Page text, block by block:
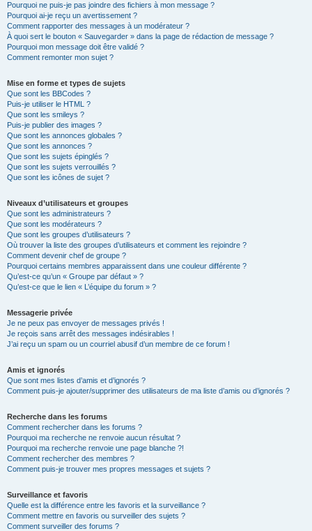
Pourquoi ne puis-je pas joindre des fichiers à mon message ?
Pourquoi ai-je reçu un avertissement ?
Comment rapporter des messages à un modérateur ?
À quoi sert le bouton « Sauvegarder » dans la page de rédaction de message ?
Pourquoi mon message doit être validé ?
Comment remonter mon sujet ?
Mise en forme et types de sujets
Que sont les BBCodes ?
Puis-je utiliser le HTML ?
Que sont les smileys ?
Puis-je publier des images ?
Que sont les annonces globales ?
Que sont les annonces ?
Que sont les sujets épinglés ?
Que sont les sujets verrouillés ?
Que sont les icônes de sujet ?
Niveaux d’utilisateurs et groupes
Que sont les administrateurs ?
Que sont les modérateurs ?
Que sont les groupes d’utilisateurs ?
Où trouver la liste des groupes d’utilisateurs et comment les rejoindre ?
Comment devenir chef de groupe ?
Pourquoi certains membres apparaissent dans une couleur différente ?
Qu’est-ce qu’un « Groupe par défaut » ?
Qu’est-ce que le lien « L’équipe du forum » ?
Messagerie privée
Je ne peux pas envoyer de messages privés !
Je reçois sans arrêt des messages indésirables !
J’ai reçu un spam ou un courriel abusif d’un membre de ce forum !
Amis et ignorés
Que sont mes listes d’amis et d’ignorés ?
Comment puis-je ajouter/supprimer des utilisateurs de ma liste d’amis ou d’ignorés ?
Recherche dans les forums
Comment rechercher dans les forums ?
Pourquoi ma recherche ne renvoie aucun résultat ?
Pourquoi ma recherche renvoie une page blanche ?!
Comment rechercher des membres ?
Comment puis-je trouver mes propres messages et sujets ?
Surveillance et favoris
Quelle est la différence entre les favoris et la surveillance ?
Comment mettre en favoris ou surveiller des sujets ?
Comment surveiller des forums ?